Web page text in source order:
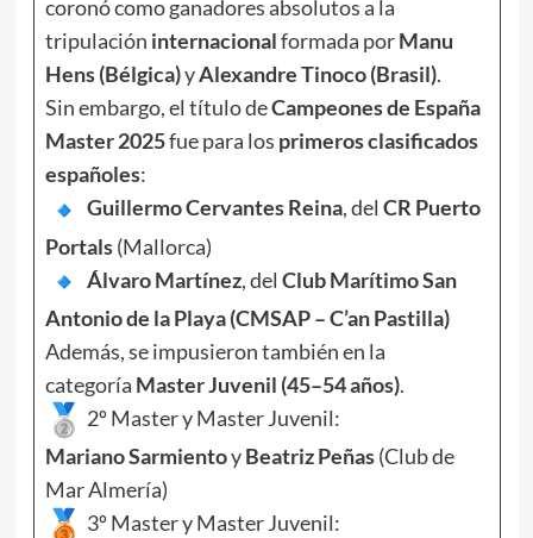
coronó como ganadores absolutos a la
tripulación internacionalformada porManu
Hens (Bélgica)yAlexandre Tinoco (Brasil).
Sin embargo, el título deCampeones de España
Master 2025fue para los primeros clasificados
españoles:
Guillermo Cervantes Reina, del CR Puerto
Portals(Mallorca)
Álvaro Martínez, del Club Marítimo San
Antonio de la Playa (CMSAP – C’an Pastilla)
Además, se impusieron también en la
categoría Master Juvenil (45–54 años).
2º Master y Master Juvenil:
Mariano SarmientoyBeatriz Peñas(Club de
Mar Almería)
3º Master y Master Juvenil: